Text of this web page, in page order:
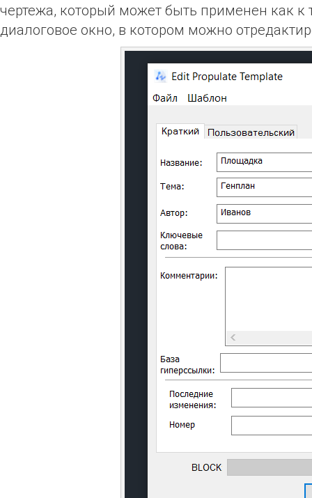
чертежа, который может быть применен как к
диалоговое окно, в котором можно